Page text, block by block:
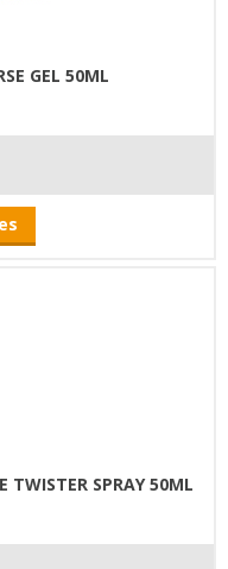
GEL 50ML
TWISTER SPRAY 50ML